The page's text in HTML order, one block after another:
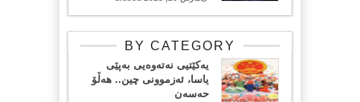
BY CATEGORY
یەکێتیی نەتەوەیی بەپێی
یاسا، ئەزموونی چین.. هەڵۆ
حەسەن